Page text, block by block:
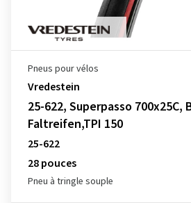
Pneus pour vélos
Vredestein
25-622, Superpasso 700x25C,
Faltreifen,TPI 150
25-622
28 pouces
Pneu à tringle souple